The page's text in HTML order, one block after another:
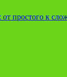
простого к